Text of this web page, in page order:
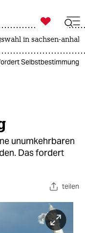

taz zahl ich
in sachsen-anhalt
Selbstbestimmung
unumkehrbaren
Das fordert
teilen